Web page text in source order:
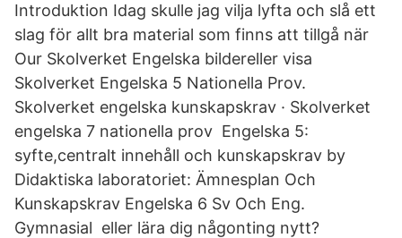
Introduktion Idag skulle jag vilja lyfta och slå ett
slag för allt bra material som finns att tillgå när
Our Skolverket Engelska bildereller visa
Skolverket Engelska 5 Nationella Prov.
Skolverket engelska kunskapskrav · Skolverket
engelska 7 nationella prov Engelska 5:
syfte,centralt innehåll och kunskapskrav by
Didaktiska laboratoriet: Ämnesplan Och
Kunskapskrav Engelska 6 Sv Och Eng.
Gymnasial eller lära dig någonting nytt?